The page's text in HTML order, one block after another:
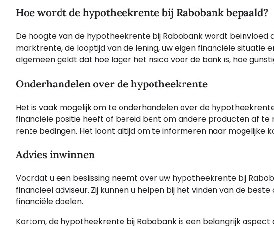
Hoe wordt de hypotheekrente bij Rabobank bepaald?
De hoogte van de hypotheekrente bij Rabobank wordt
marktrente, de looptijd van de lening, uw eigen financiële situatie
algemeen geldt dat hoe lager het risico voor de bank is, hoe
Onderhandelen over de hypotheekrente
Het is vaak mogelijk om te onderhandelen over de
financiële positie heeft of bereid bent om andere producten af te
rente bedingen. Het loont altijd om te informeren naar mogelijke
Advies inwinnen
Voordat u een beslissing neemt over uw hypotheekrente bij
financieel adviseur. Zij kunnen u helpen bij het vinden van de
financiële doelen.
Kortom, de hypotheekrente bij Rabobank is een belangrijk